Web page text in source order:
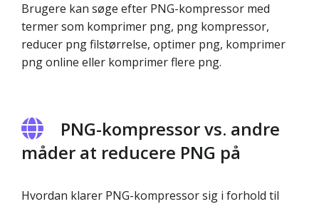
Brugere kan søge efter PNG-kompressor med
termer som komprimer png, png kompressor,
reducer png filstørrelse, optimer png, komprimer
png online eller komprimer flere png.
PNG-kompressor vs. andre
måder at reducere PNG på
Hvordan klarer PNG-kompressor sig i forhold til